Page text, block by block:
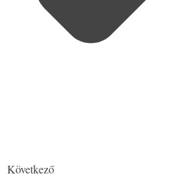
Következő